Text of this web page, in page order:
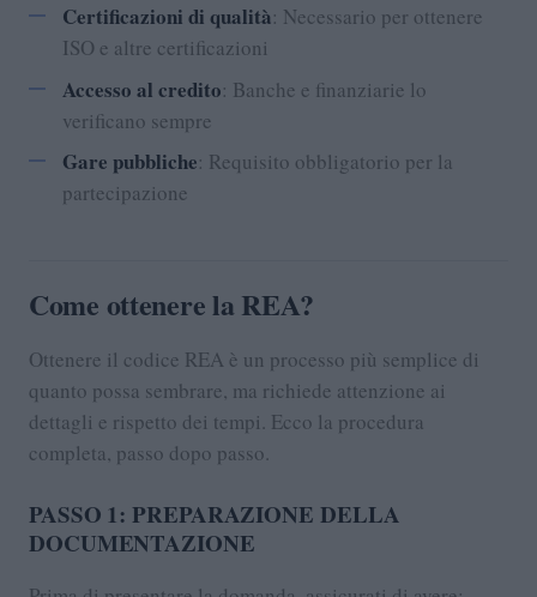
Certificazioni di qualità: Necessario per ottenere
ISO e altre certificazioni
Accesso al credito: Banche e finanziarie lo
verificano sempre
Gare pubbliche: Requisito obbligatorio per la
partecipazione
Come ottenere la REA?
Ottenere il codice REA è un processo più semplice di
quanto possa sembrare, ma richiede attenzione ai
dettagli e rispetto dei tempi. Ecco la procedura
completa, passo dopo passo.
PASSO 1: PREPARAZIONE DELLA
DOCUMENTAZIONE